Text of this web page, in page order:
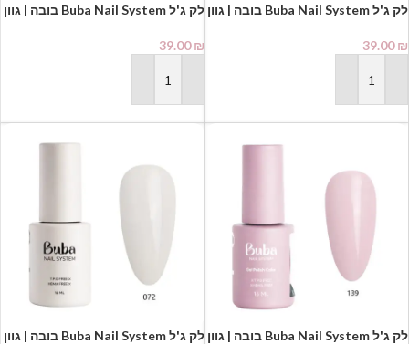
לק ג'ל Buba Nail System בובה | גוון
39.00₪
הוספה לסל
לק ג'ל Buba Nail System בובה | גוון
39.00₪
הוספה לסל
לק ג'ל Buba Nail System בובה | גוון
לק ג'ל Buba Nail System בובה | גוון